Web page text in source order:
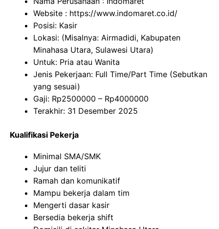
Website : https://www.indomaret.co.id/
Posisi: Kasir
Lokasi: (Misalnya: Airmadidi, Kabupaten
Minahasa Utara, Sulawesi Utara)
Untuk: Pria atau Wanita
Jenis Pekerjaan: Full Time/Part Time (Sebutkan
yang sesuai)
Gaji: Rp2500000 – Rp4000000
Terakhir: 31 Desember 2025
Kualifikasi Pekerja
Minimal SMA/SMK
Jujur dan teliti
Ramah dan komunikatif
Mampu bekerja dalam tim
Mengerti dasar kasir
Bersedia bekerja shift